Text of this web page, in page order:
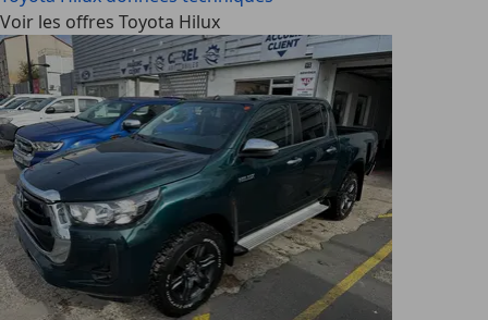
Voir les offres Toyota Hilux